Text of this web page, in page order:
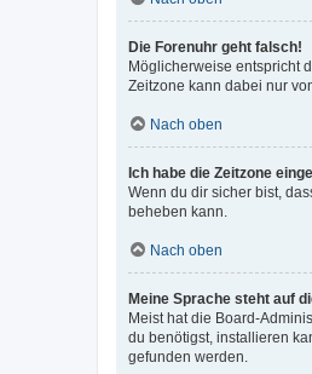
Die Forenuhr geht falsch!
Möglicherweise entspricht
Zeitzone kann dabei nur
Nach oben
Ich habe die Zeitzone
Wenn du dir sicher bist,
beheben kann.
Nach oben
Meine Sprache steht auf
Meist hat die Board-
du benötigst, installieren
gefunden werden.